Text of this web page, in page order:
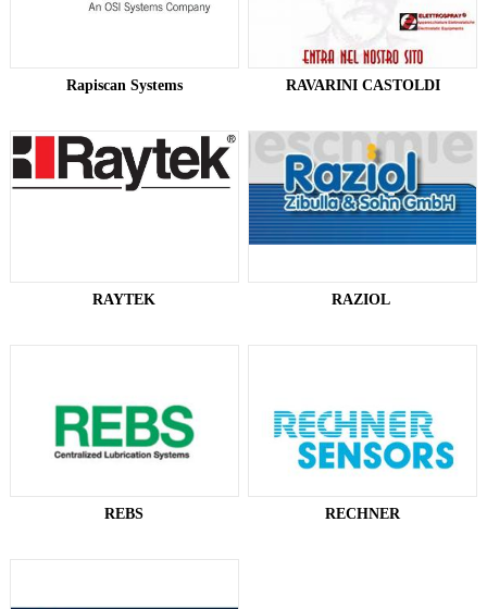
Rapiscan Systems RAVARINI CASTOLDI
RAYTEK RAZIOL ​
REBS RECHNER